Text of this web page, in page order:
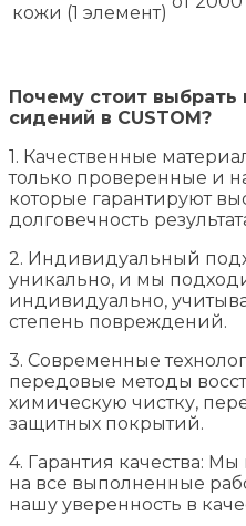
кожи (1 элемент)
Почему стоит выбрать
сидений в CUSTOM?
1. Качественные
только проверенные и
которые гарантируют
долговечность
2. Индивидуальный
уникально, и мы
индивидуально,
степень повреждений.
3. Современные
передовые методы
химическую чистку,
защитных покрытий.
4. Гарантия качества:
на все выполненные
нашу уверенность в